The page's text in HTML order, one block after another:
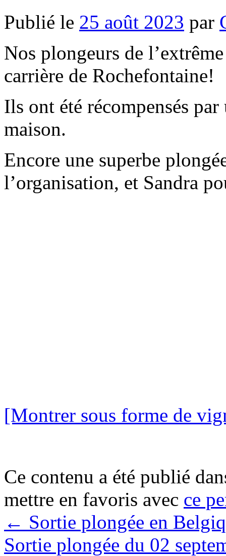
Publié le 25 août 2023 par
Nos plongeurs de
carrière de Rochefontaine!
Ils ont été récompensés
maison.
Encore une superbe
l’organisation, et Sandra
[Montrer sous forme de
Ce contenu a été publié
mettre en favoris avec ce
← Sortie plongée en
Sortie plongée du 02